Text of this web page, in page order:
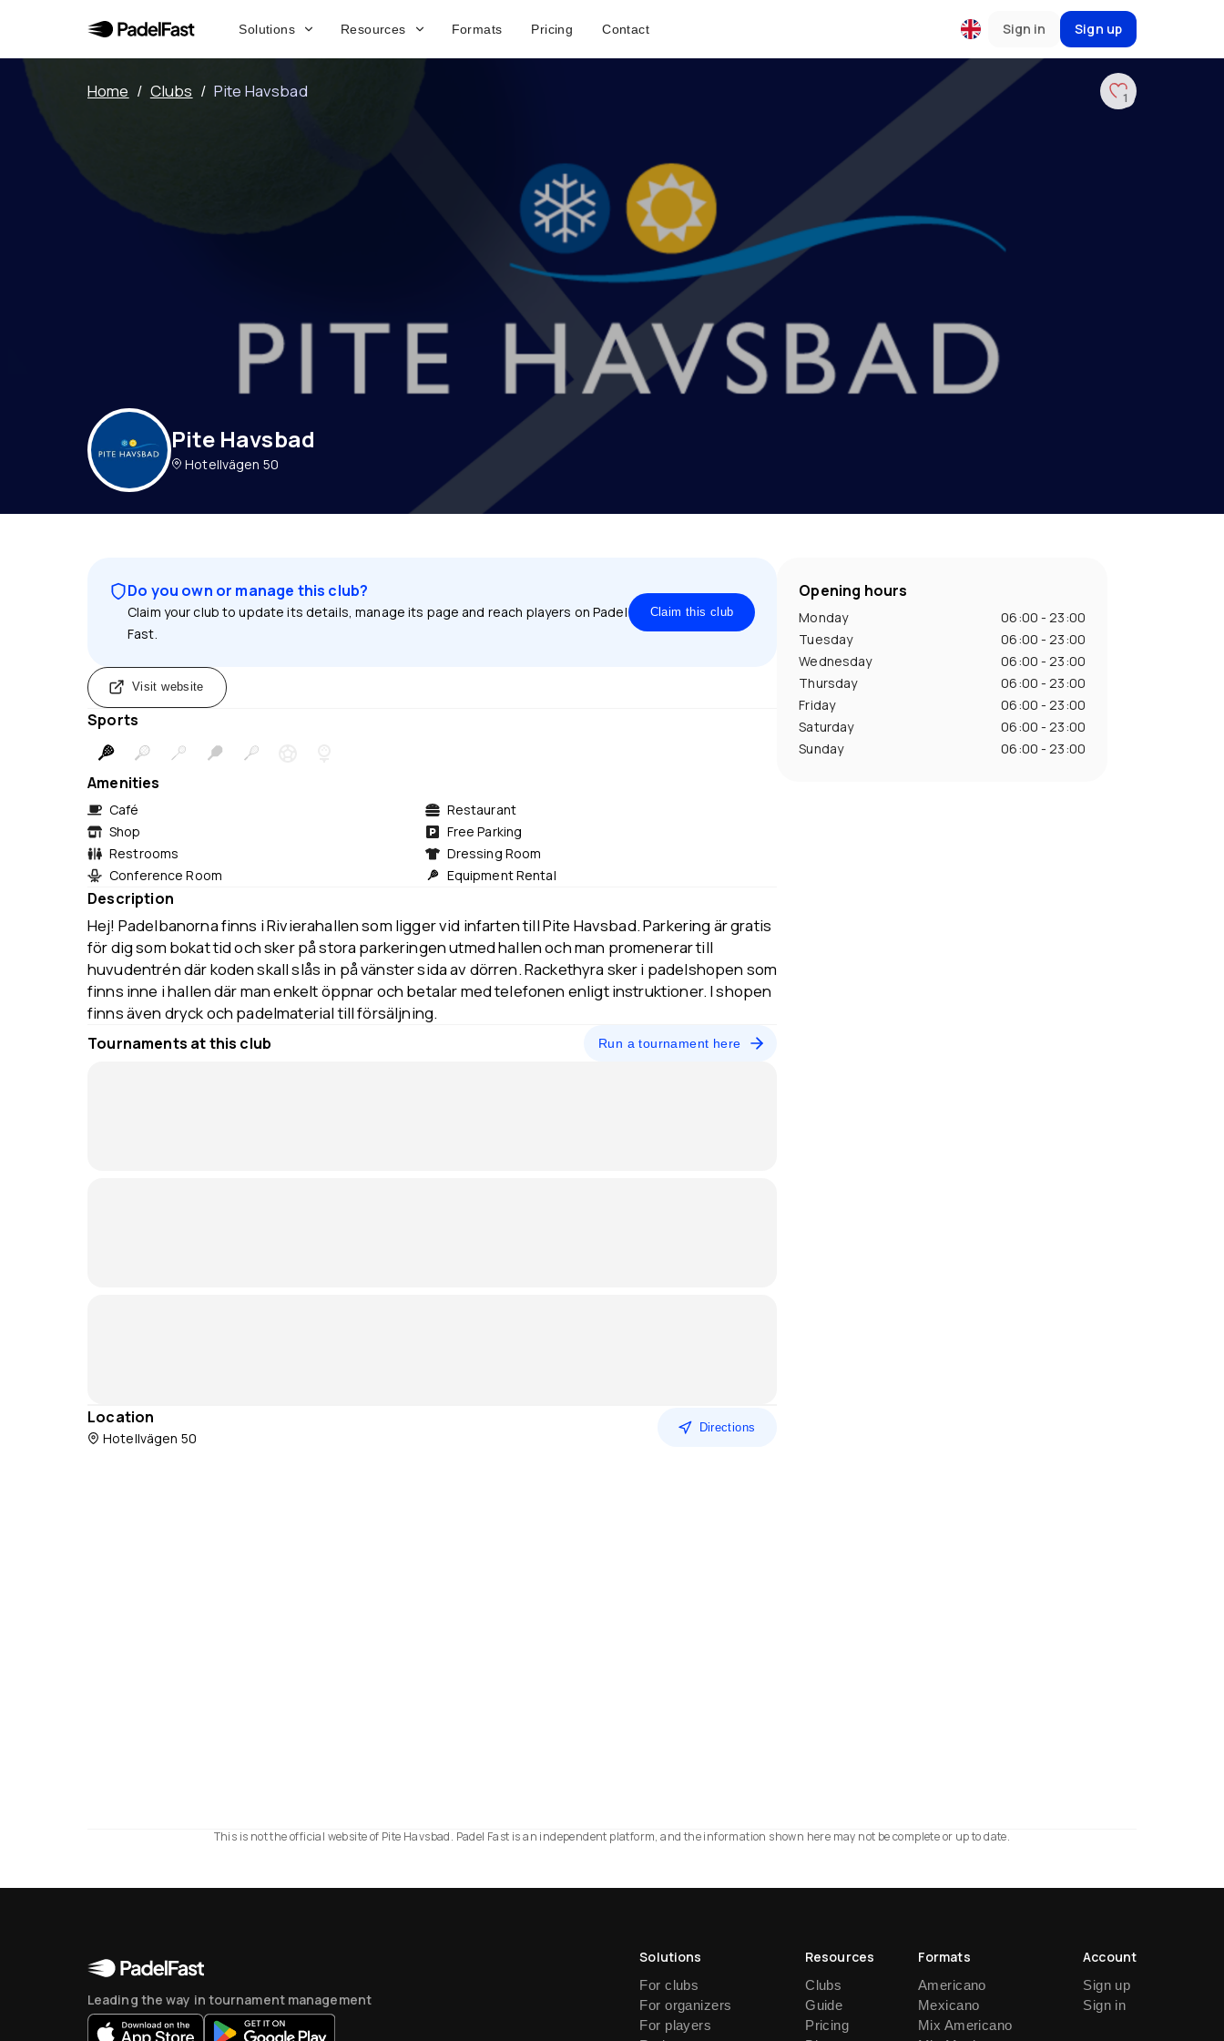
Solutions Resources Formats Pricing Contact Sign in Sign up
Home / Clubs / Pite Havsbad 1
Pite Havsbad
Hotellvägen 50
Do you own or manage this club?
Claim your club to update its details, manage its page and reach players on Padel
Fast.
Claim this club
Visit website
Sports
Amenities
Café
Restaurant
Shop
Free Parking
Restrooms
Dressing Room
Conference Room
Equipment Rental
Description
Hej! Padelbanorna finns i Rivierahallen som ligger vid infarten till Pite Havsbad. Parkering är gratis
för dig som bokat tid och sker på stora parkeringen utmed hallen och man promenerar till
huvudentrén där koden skall slås in på vänster sida av dörren. Rackethyra sker i padelshopen som
finns inne i hallen där man enkelt öppnar och betalar med telefonen enligt instruktioner. I shopen
finns även dryck och padelmaterial till försäljning.
Tournaments at this club Run a tournament here
Location
Hotellvägen 50
Directions
Opening hours
Monday
06:00 - 23:00
Tuesday
06:00 - 23:00
Wednesday
06:00 - 23:00
Thursday
06:00 - 23:00
Friday
06:00 - 23:00
Saturday
06:00 - 23:00
Sunday
06:00 - 23:00
This is not the official website of Pite Havsbad. Padel Fast is an independent platform, and the information shown here may not be complete or up to date.
Leading the way in tournament management
Solutions
For clubs
For organizers
For players
Resources
Clubs
Guide
Pricing
Formats
Americano
Mexicano
Mix Americano
Account
Sign up
Sign in